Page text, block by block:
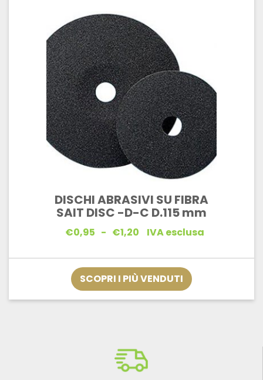
DISCHI ABRASIVI SU FIBRA
SAIT DISC -D-C D.115 mm
€0,95 - €1,20Fascia
da
€0,95
a
€1,20
IVA esclusa
SCOPRI I PIÙ VENDUTI